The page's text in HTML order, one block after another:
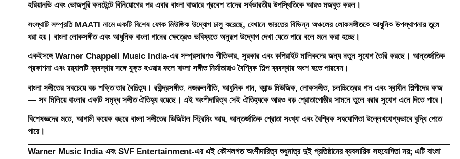
হরিয়ানভি এবং ভোজপুরি কনটেন্টে বিনিয়োগের পর এবার বাংলা বাজারে প্রবেশ তাদের সর্বভারতীয় উপস্থিতিকে আরও মজবুত করল।
সংস্থাটি সম্প্রতি MAATI নামে একটি বিশেষ ফোক মিউজিক উদ্যোগ চালু করেছে, যেখানে ভারতের বিভিন্ন অঞ্চলের লোকসঙ্গীতকে আধুনিক উপস্থাপনায় তুলে
ধরা হয়। বাংলা লোকসঙ্গীত এবং আধুনিক বাংলা গানের ক্ষেত্রেও ভবিষ্যতে অনুরূপ উদ্যোগ দেখা যেতে পারে বলে মনে করা হচ্ছে।
একইসঙ্গে Warner Chappell Music India-এর সম্প্রসারণও গীতিকার, সুরকার এবং কপিরাইট মালিকদের জন্য নতুন সুযোগ তৈরি করছে। আন্তর্জাতিক
প্রকাশনা এবং রয়্যালটি ব্যবস্থার সঙ্গে যুক্ত হওয়ার ফলে বাংলা সঙ্গীত নির্মাতারাও বৈশ্বিক শিল্প ব্যবস্থার অংশ হতে পারবেন।
বাংলা সঙ্গীতের সবচেয়ে বড় শক্তি তার বৈচিত্র্য। রবীন্দ্রসঙ্গীত, নজরুলগীতি, আধুনিক গান, ব্যান্ড মিউজিক, লোকসঙ্গীত, চলচ্চিত্রের গান এবং স্বাধীন শিল্পীদের কাজ
— সব মিলিয়ে বাংলার একটি সমৃদ্ধ সঙ্গীত ঐতিহ্য রয়েছে। এই অংশীদারিত্ব সেই ঐতিহ্যকে আরও বড় শ্রোতাগোষ্ঠীর সামনে তুলে ধরার সুযোগ এনে দিতে পারে।
বিশেষজ্ঞদের মতে, আগামী কয়েক বছরে বাংলা সঙ্গীতের ডিজিটাল স্ট্রিমিং আয়, আন্তর্জাতিক শ্রোতা সংখ্যা এবং বৈশ্বিক সহযোগিতা উল্লেখযোগ্যভাবে বৃদ্ধি পেতে
পারে।
Warner Music India এবং SVF Entertainment-এর এই কৌশলগত অংশীদারিত্ব শুধুমাত্র দুই প্রতিষ্ঠানের ব্যবসায়িক সহযোগিতা নয়; এটি বাংলা